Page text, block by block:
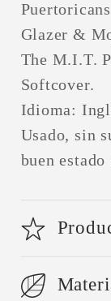
Glazer &
The M.I.T.
Softcover.
Idioma:
Usado, sin
buen estado